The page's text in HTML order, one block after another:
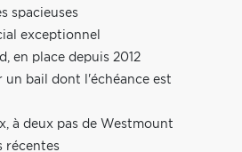
spacieuses
exceptionnel
en place depuis 2012
un bail dont l'échéance est
à deux pas de Westmount
récentes